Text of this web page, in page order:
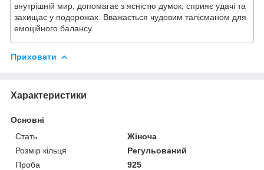
внутрішній мир, допомагає з ясністю думок, сприяє удачі та
захищає у подорожах. Вважається чудовим талісманом для
емоційного балансу.
Приховати
Характеристики
Основні
Стать
Жіноча
Розмір кільця
Регульований
Проба
925